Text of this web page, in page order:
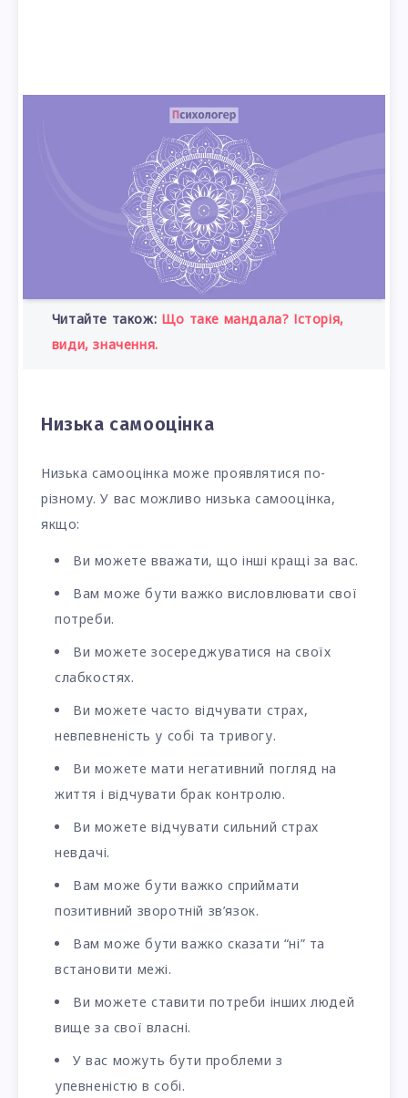
Читайте також: Що таке мандала? Історія,
види, значення.
Низька самооцінка
Низька самооцінка може проявлятися по-
різному. У вас можливо низька самооцінка,
якщо:
Ви можете вважати, що інші кращі за вас.
Вам може бути важко висловлювати свої
потреби.
Ви можете зосереджуватися на своїх
слабкостях.
Ви можете часто відчувати страх,
невпевненість у собі та тривогу.
Ви можете мати негативний погляд на
життя і відчувати брак контролю.
Ви можете відчувати сильний страх
невдачі.
Вам може бути важко сприймати
позитивний зворотній зв’язок.
Вам може бути важко сказати “ні” та
встановити межі.
Ви можете ставити потреби інших людей
вище за свої власні.
У вас можуть бути проблеми з
упевненістю в собі.